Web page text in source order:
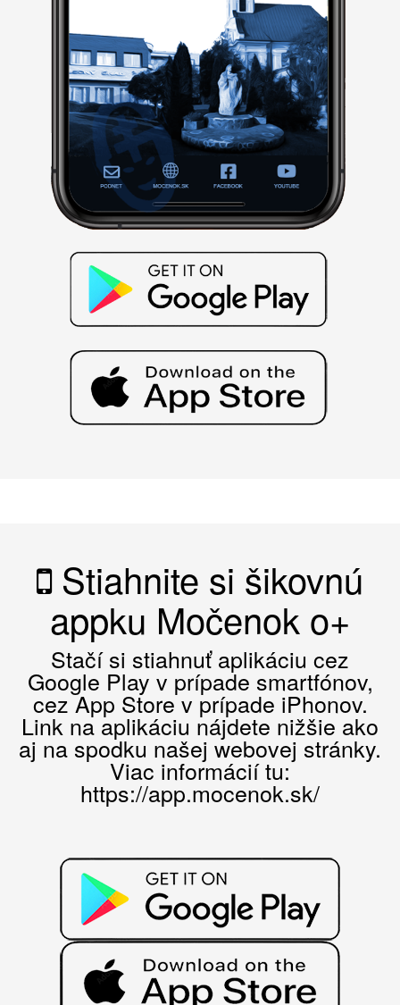
Stiahnite si šikovnú
appku Močenok o+
Stačí si stiahnuť aplikáciu cez
Google Play v prípade smartfónov,
cez App Store v prípade iPhonov.
Link na aplikáciu nájdete nižšie ako
aj na spodku našej webovej stránky.
Viac informácií tu:
https://app.mocenok.sk/